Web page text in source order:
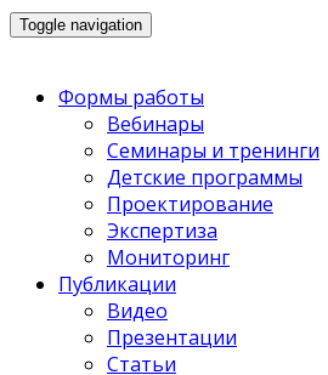
Toggle navigation
Формы работы
Вебинары
Семинары и тренинги
Детские программы
Проектирование
Экспертиза
Мониторинг
Публикации
Видео
Презентации
Статьи